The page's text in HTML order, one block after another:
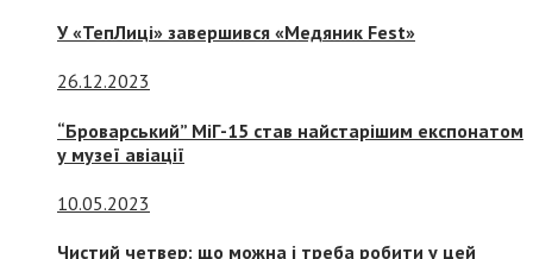
У «ТепЛиці» завершився «Медяник Fest»
26.12.2023
“Броварський” МіГ-15 став найстарішим експонатом
у музеї авіації
10.05.2023
Чистий четвер: що можна і треба робити у цей